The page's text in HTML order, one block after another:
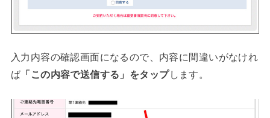
入力内容の確認画面になるので、内容に間違いがなけれ
ば 「この内容で送信する」をタップします。